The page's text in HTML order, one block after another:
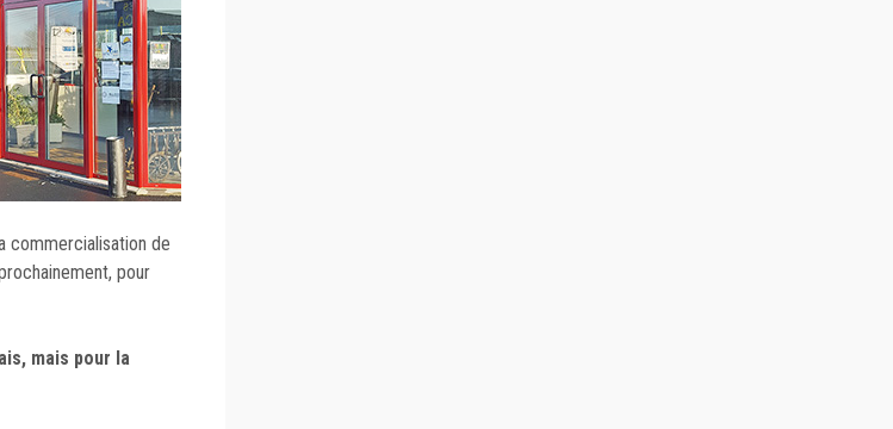
commercialisation de
pour
mais pour la